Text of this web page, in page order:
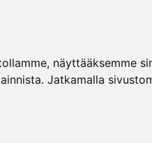
näyttääksemme
Jatkamalla